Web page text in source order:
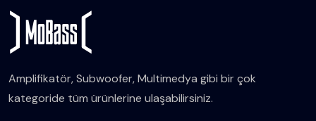
Amplifikatör, Subwoofer, Multimedya gibi bir çok
kategoride tüm ürünlerine ulaşabilirsiniz.